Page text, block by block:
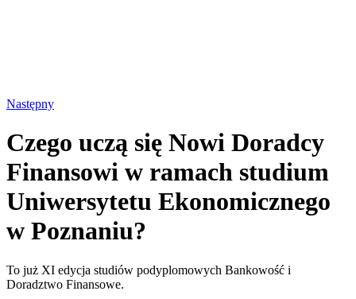
Następny
Czego uczą się Nowi Doradcy
Finansowi w ramach studium
Uniwersytetu Ekonomicznego
w Poznaniu?
To już XI edycja studiów podyplomowych Bankowość i
Doradztwo Finansowe.